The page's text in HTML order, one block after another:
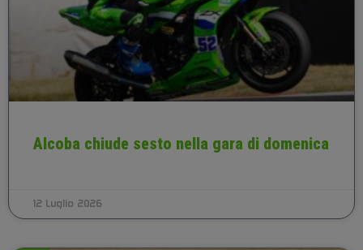
Alcoba chiude sesto nella gara di domenica
12 Luglio 2026